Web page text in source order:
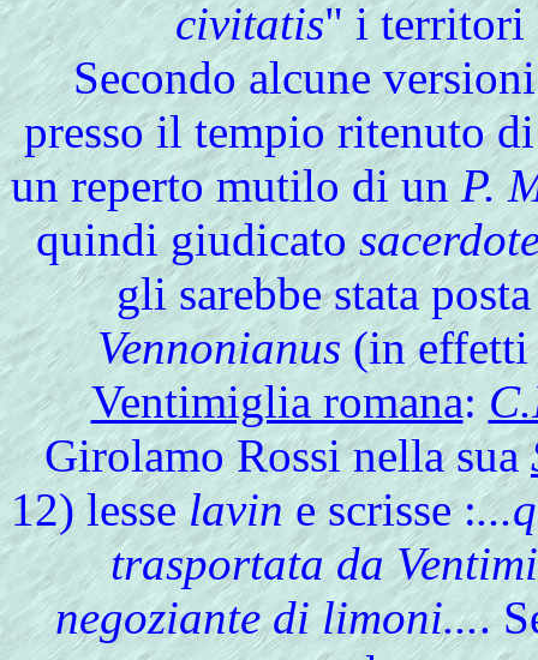
civitatis" i
Secondo alcune
presso il tempio ritenuto
un reperto mutilo di unP.
quindi giudicato
gli sarebbe stata
Vennonianus(in
Ventimiglia romana:
Girolamo Rossi nella sua
12) lesselavine scrisse :
trasportata da
negoziante di limoni....